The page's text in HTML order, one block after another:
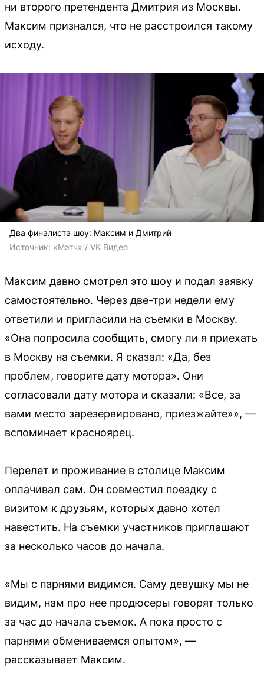
ни второго претендента Дмитрия из Москвы.
Максим признался, что не расстроился такому
исходу.
Два финалиста шоу: Максим и Дмитрий
Источник: «Мэтч» / VK Видео
Максим давно смотрел это шоу и подал заявку
самостоятельно. Через две-три недели ему
ответили и пригласили на съемки в Москву.
«Она попросила сообщить, смогу ли я приехать
в Москву на съемки. Я сказал: «Да, без
проблем, говорите дату мотора». Они
согласовали дату мотора и сказали: «Все, за
вами место зарезервировано, приезжайте»», —
вспоминает красноярец.
Перелет и проживание в столице Максим
оплачивал сам. Он совместил поездку с
визитом к друзьям, которых давно хотел
навестить. На съемки участников приглашают
за несколько часов до начала.
«Мы с парнями видимся. Саму девушку мы не
видим, нам про нее продюсеры говорят только
за час до начала съемок. А пока просто с
парнями обмениваемся опытом», —
рассказывает Максим.